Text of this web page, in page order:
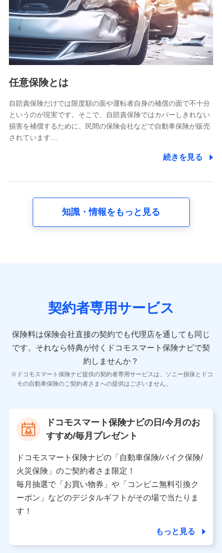
基本情報
氏名、電話番号、メールアドレス、お客さまの識別子、
属性、連絡先、dポイントサービスのご利用に関する情
報。例として、dポイントカード番号、性別、年齢、家族
構成、住所、dポイント残高、dポイント利用履歴などが
含まれます。
当社又は株式会社NTTドコモが提供する各種サービスな
又は株式会社NTTドコモが提供する各種サービスのご契
約状態・ご利用履歴インターネット利用時の行動に関す
る情報、アプリケーション利用時の行動に関する情報、
購入されたサービスや商品の名称・購入場所・決済に関
する情報、アンケートの回答に関する情報などが含まれ
の内容、保険料、保険料のお支払方法、車のメーカーや
走行距離などの情報、建物の構造や築年数などの情報、
険契約に関する情報。例として、保険契約者及び被保険
者の氏名、住所、生年月日、性別、保険契約者と被保険
報、建物の構造や築年数などの情報、ペットの種類や年
齢などの情報などが含まれます。
【共同して利用する者の範囲】
当社
当社又は株式会社NTTドコモが提供する保険関連サービ
スにおけるユーザ登録受付および管理のため
を受けている保険会社・提携会社の保険その他に関する
情報を提供するため、また維持管理等の委託業務遂行の
ため、またそれらに付帯、関連する当社、株式会社NTT
ドコモおよび提携会社のサービスを案内、提供するため
（各サービスで取得したサービス利用履歴、ウェブサイ
トの閲覧履歴、購買履歴、ご契約内容等のパーソナルデ
ータを分析して、お客さまの趣味・嗜好・傾向に応じた
任意保険とは
自賠責保険だけでは限度額の面や運転者自身の補償の面で不十分
というのが現実です。そこで、自賠責保険ではカバーしきれない
損害を補償するために、民間の保険会社などで自動車保険が販売
されています…
続きを見る
知識・情報をもっと見る
契約者専用サービス
保険料は保険会社直接の契約でも代理店を通しても同じ
です。 それなら特典が付くドコモスマート保険ナビで契
約しませんか？
ドコモスマート保険ナビ提供の契約者専用サービスは、ソニー損保とドコ
モの自動車保険のご契約者さまへの提供はございません。
ドコモスマート保険ナビの日/今月のお
すすめ/毎月プレゼント
ドコモスマート保険ナビの「自動車保険/バイク保険/
火災保険」のご契約者さま限定！
毎月抽選で「お買い物券」や「コンビニ無料引換ク
ーポン」などのデジタルギフトがその場で当たりま
す！
もっと見る